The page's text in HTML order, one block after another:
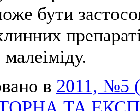
бути
в 2011, №5